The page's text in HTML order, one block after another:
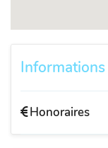
Honoraires